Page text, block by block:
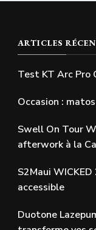
ARTICLES
Test KT Arc Pro
Occasion :
Swell On Tour
afterwork à la
S2Maui
accessible
Duotone